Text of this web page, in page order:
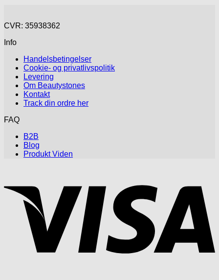
CVR: 35938362
Info
Handelsbetingelser
Cookie- og privatlivspolitik
Levering
Om Beautystones
Kontakt
Track din ordre her
FAQ
B2B
Blog
Produkt Viden